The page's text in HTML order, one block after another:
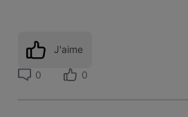
J'aime
0 0